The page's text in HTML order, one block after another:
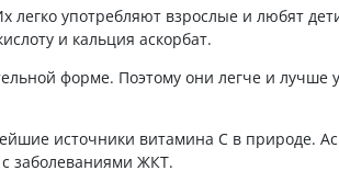
употребляют взрослые и любят
и кальция аскорбат.
форме. Поэтому они легче и лучше
источники витамина С в природе.
заболеваниями ЖКТ.